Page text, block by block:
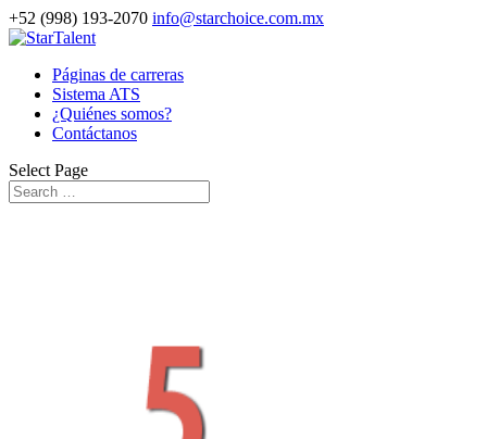
+52 (998) 193-2070 info@starchoice.com.mx
Páginas de carreras
Sistema ATS
¿Quiénes somos?
Contáctanos
Select Page